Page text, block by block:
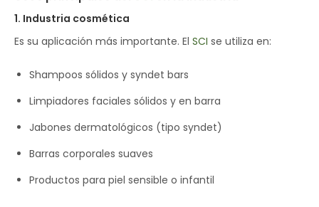
1. Industria cosmética
Es su aplicación más importante. El SCI se utiliza en:
Shampoos sólidos y syndet bars
Limpiadores faciales sólidos y en barra
Jabones dermatológicos (tipo syndet)
Barras corporales suaves
Productos para piel sensible o infantil